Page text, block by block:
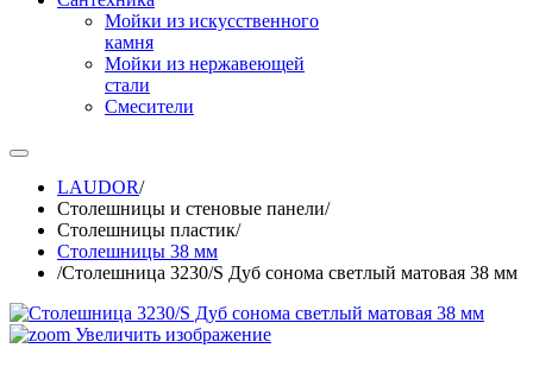
Мойки из искусственного
камня
Мойки из нержавеющей
стали
Смесители
LAUDOR/
Столешницы и стеновые панели/
Столешницы пластик/
Столешницы 38 мм
/Столешница 3230/S Дуб сонома светлый матовая 38 мм
Увеличить изображение